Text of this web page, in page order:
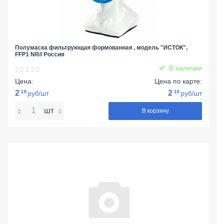
Полумаска фильтрующая формованная , модель "ИСТОК",
FFP1 NR// Россия
В наличии
Цена:
2 19 руб/шт
Цена по карте:
2 10 руб/шт
шт В корзину